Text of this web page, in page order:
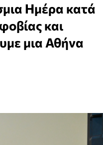
Ημέρα κατά
και
μια Αθήνα